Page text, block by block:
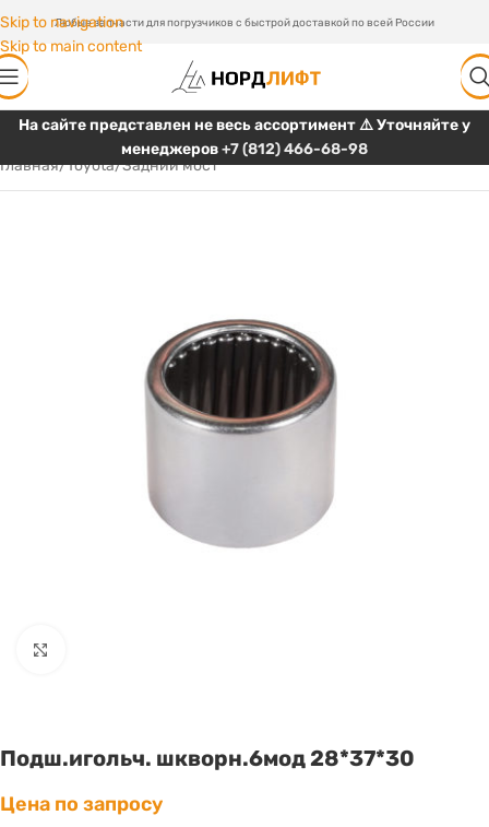
Skip to navigation
Skip to main content
Любые запчасти для погрузчиков с быстрой доставкой по всей России
На сайте представлен не весь ассортимент ⚠️ Уточняйте у
менеджеров+7 (812) 466-68-98
Главная/Toyota/Задний мост
Подш.игольч. шкворн.6мод 28*37*30
Цена по запросу